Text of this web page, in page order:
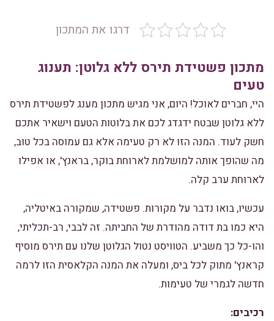
דרגו את המתכון
מתכון פשטידת תירס ללא גלוטן: תענוג
טעים
היי, חברים לאוכל! היום, אני מגיש מתכון מענג לפשטידת תירס
ללא גלוטן שבטח ידגדג לכם את בלוטות הטעם וישאיר אתכם
חשק לעוד. המנה הזו לא רק טעימה אלא גם עמוסה בכל טוב,
מה שהופך אותה למושלמת לארוחת בוקר, בראנץ', או אפילו
לארוחת ערב קלה.
עכשיו, בואו נדבר על מקורות. פשטידה, שמקורה באיטליה,
היא כמו בת דודה מהודרת של החביתה. זה לבבי, רב-תכליתי,
והו-כל כך משביע. הטוויסט נטול הגלוטן שלנו עם תירס מוסיף
קראנץ' מתוק לכל ביס, ומעלה את המנה הקלאסית הזו לרמה
חדשה לגמרי של טעימות.
רכיבים: